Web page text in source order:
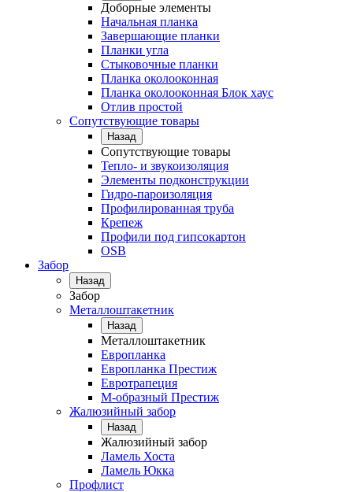
Доборные элементы
Начальная планка
Завершающие планки
Планки угла
Стыковочные планки
Планка околооконная
Планка околооконная Блок хаус
Отлив простой
Сопутствующие товары
Назад
Сопутствующие товары
Тепло- и звукоизоляция
Элементы подконструкции
Гидро-пароизоляция
Профилированная труба
Крепеж
Профили под гипсокартон
OSB
Забор
Назад
Забор
Металлоштакетник
Назад
Металлоштакетник
Европланка
Европланка Престиж
Евротрапеция
М-образный Престиж
Жалюзийный забор
Назад
Жалюзийный забор
Ламель Хоста
Ламель Юкка
Профлист